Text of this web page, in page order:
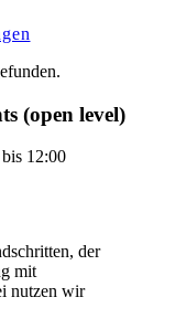
(open level)
12:00
der
mit
nutzen wir